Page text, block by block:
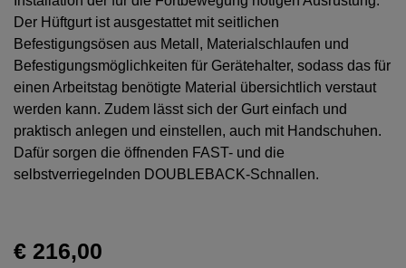
Der Hüftgurt ist ausgestattet mit seitlichen
Befestigungsösen aus Metall, Materialschlaufen und
Befestigungsmöglichkeiten für Gerätehalter, sodass das für
einen Arbeitstag benötigte Material übersichtlich verstaut
werden kann. Zudem lässt sich der Gurt einfach und
praktisch anlegen und einstellen, auch mit Handschuhen.
Dafür sorgen die öffnenden FAST- und die
selbstverriegelnden DOUBLEBACK-Schnallen.
€ 216,00